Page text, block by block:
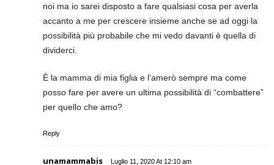
noi ma io sarei disposto a fare qualsiasi cosa per averla
accanto a me per crescere insieme anche se ad oggi la
possibilità più probabile che mi vedo davanti è quella di
dividerci.
È la mamma di mia figlia e l’amerò sempre ma come
posso fare per avere un ultima possibilità di “combattere”
per quello che amo?
Reply
unamammabis Luglio 11, 2020 At 12:10 am